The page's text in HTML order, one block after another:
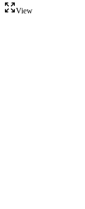
View